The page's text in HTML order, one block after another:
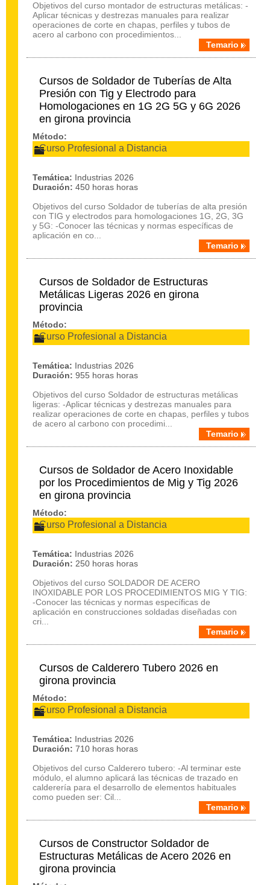
Objetivos del curso montador de estructuras metálicas: -
Aplicar técnicas y destrezas manuales para realizar
operaciones de corte en chapas, perfiles y tubos de
acero al carbono con procedimientos...
Temario
Cursos de Soldador de Tuberías de Alta
Presión con Tig y Electrodo para
Homologaciones en 1G 2G 5G y 6G 2026
en girona provincia
Método:
Curso Profesional a Distancia
Temática: Industrias 2026
Duración: 450 horas horas
Objetivos del curso Soldador de tuberías de alta presión
con TIG y electrodos para homologaciones 1G, 2G, 3G
y 5G: -Conocer las técnicas y normas específicas de
aplicación en co...
Temario
Cursos de Soldador de Estructuras
Metálicas Ligeras 2026 en girona
provincia
Método:
Curso Profesional a Distancia
Temática: Industrias 2026
Duración: 955 horas horas
Objetivos del curso Soldador de estructuras metálicas
ligeras: -Aplicar técnicas y destrezas manuales para
realizar operaciones de corte en chapas, perfiles y tubos
de acero al carbono con procedimi...
Temario
Cursos de Soldador de Acero Inoxidable
por los Procedimientos de Mig y Tig 2026
en girona provincia
Método:
Curso Profesional a Distancia
Temática: Industrias 2026
Duración: 250 horas horas
Objetivos del curso SOLDADOR DE ACERO
INOXIDABLE POR LOS PROCEDIMIENTOS MIG Y TIG:
-Conocer las técnicas y normas específicas de
aplicación en construcciones soldadas diseñadas con
cri...
Temario
Cursos de Calderero Tubero 2026 en
girona provincia
Método:
Curso Profesional a Distancia
Temática: Industrias 2026
Duración: 710 horas horas
Objetivos del curso Calderero tubero: -Al terminar este
módulo, el alumno aplicará las técnicas de trazado en
calderería para el desarrollo de elementos habituales
como pueden ser: Cil...
Temario
Cursos de Constructor Soldador de
Estructuras Metálicas de Acero 2026 en
girona provincia